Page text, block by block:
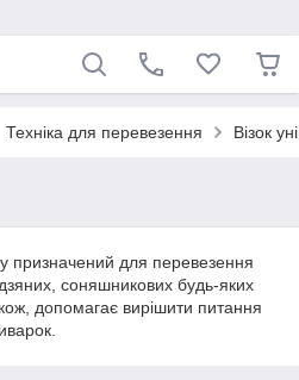
Техніка для перевезення Візок
призначений для перевезення
соняшникових будь-яких
допомагає вирішити питання